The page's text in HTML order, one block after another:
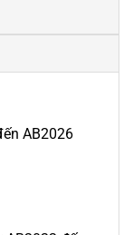
AB2026